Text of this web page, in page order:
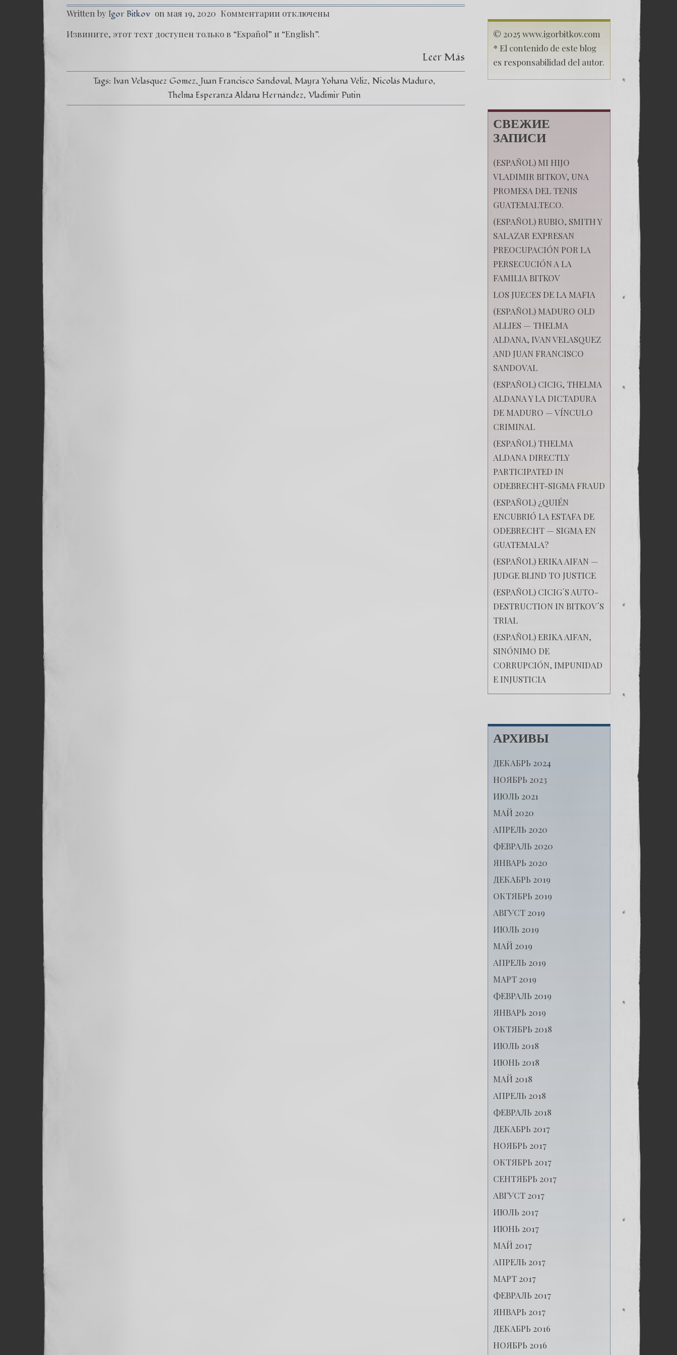
Written by Igor Bitkov on мая 19, 2020 Комментарии
записи
(Español)
MADURO
OLD
ALDANA,
AND
JUAN
FRANCISCO
SANDOVAL
отключены
Извините, этот техт доступен только в “Español” и “English”.
Leer Más
Tags: Ivan Velasquez Gomez Juan Francisco Sandoval Mayra Yohana Véliz Nicolás Maduro
Thelma Esperanza Aldana Hernández Vladimir Putin
© 2025 www.igorbitkov.com
* El contenido de este blog
es responsabilidad del autor.
СВЕЖИЕ
ЗАПИСИ
(ESPAÑOL) MI HIJO
VLADIMIR BITKOV, UNA
PROMESA DEL TENIS
GUATEMALTECO.
(ESPAÑOL) RUBIO, SMITH Y
SALAZAR EXPRESAN
PREOCUPACIÓN POR LA
PERSECUCIÓN A LA
FAMILIA BITKOV
LOS JUECES DE LA MAFIA
(ESPAÑOL) MADURO OLD
ALLIES — THELMA
ALDANA, IVAN VELASQUEZ
AND JUAN FRANCISCO
SANDOVAL
(ESPAÑOL) CICIG, THELMA
ALDANA Y LA DICTADURA
DE MADURO — VÍNCULO
CRIMINAL
(ESPAÑOL) THELMA
ALDANA DIRECTLY
PARTICIPATED IN
ODEBRECHT-SIGMA FRAUD
(ESPAÑOL) ¿QUIÉN
ENCUBRIÓ LA ESTAFA DE
ODEBRECHT — SIGMA EN
GUATEMALA?
(ESPAÑOL) ERIKA AIFAN —
JUDGE BLIND TO JUSTICE
(ESPAÑOL) CICIG´S AUTO-
DESTRUCTION IN BITKOV´S
TRIAL
(ESPAÑOL) ERIKA AIFAN,
SINÓNIMO DE
CORRUPCIÓN, IMPUNIDAD
E INJUSTICIA
АРХИВЫ
ДЕКАБРЬ 2024
НОЯБРЬ 2023
ИЮЛЬ 2021
МАЙ 2020
АПРЕЛЬ 2020
ФЕВРАЛЬ 2020
ЯНВАРЬ 2020
ДЕКАБРЬ 2019
ОКТЯБРЬ 2019
АВГУСТ 2019
ИЮЛЬ 2019
МАЙ 2019
АПРЕЛЬ 2019
МАРТ 2019
ФЕВРАЛЬ 2019
ЯНВАРЬ 2019
ОКТЯБРЬ 2018
ИЮЛЬ 2018
ИЮНЬ 2018
МАЙ 2018
АПРЕЛЬ 2018
ФЕВРАЛЬ 2018
ДЕКАБРЬ 2017
НОЯБРЬ 2017
ОКТЯБРЬ 2017
СЕНТЯБРЬ 2017
АВГУСТ 2017
ИЮЛЬ 2017
ИЮНЬ 2017
МАЙ 2017
АПРЕЛЬ 2017
МАРТ 2017
ФЕВРАЛЬ 2017
ЯНВАРЬ 2017
ДЕКАБРЬ 2016
НОЯБРЬ 2016